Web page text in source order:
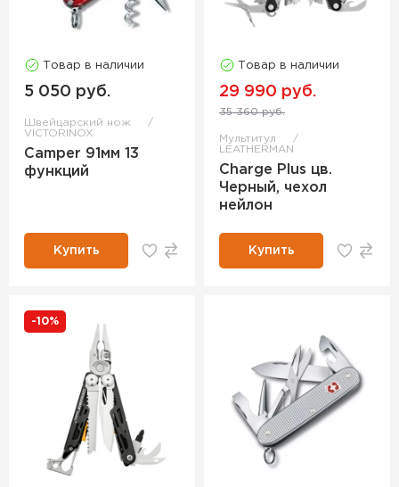
Товар в наличии
5 050 руб.
Швейцарский нож
VICTORINOX
Camper 91мм 13
функций
Купить
Товар в наличии
29 990 руб.
35 360 руб.
Мультитул
LEATHERMAN
Charge Plus цв.
Черный, чехол
нейлон
Купить
-10%